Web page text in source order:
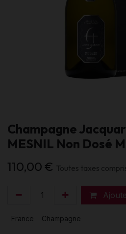
Champagne
MESNIL Non Dosé
110,00 € Toutes taxes
France Champagne